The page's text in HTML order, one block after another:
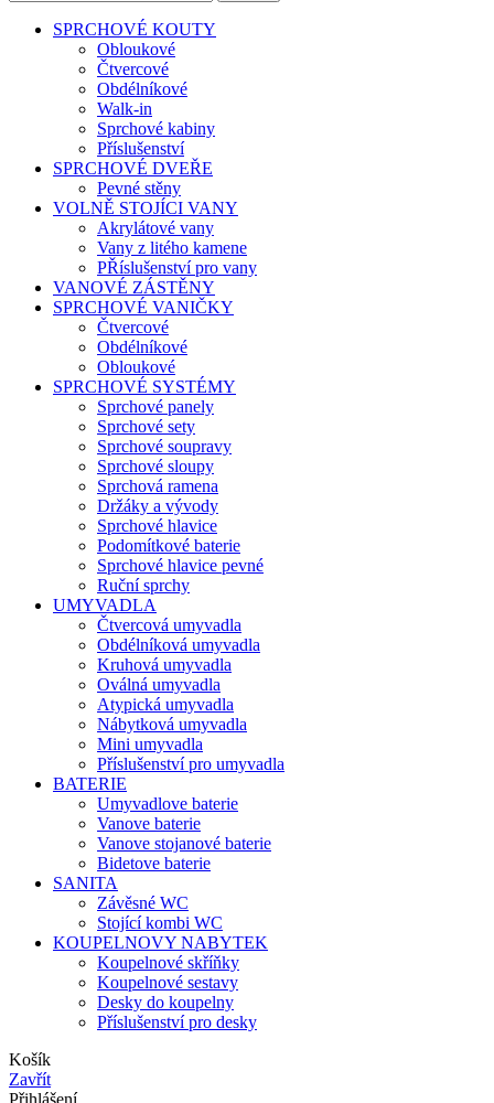
SPRCHOVÉ KOUTY
Obloukové
Čtvercové
Obdélníkové
Walk-in
Sprchové kabiny
Příslušenství
SPRCHOVÉ DVEŘE
Pevné stěny
VOLNĚ STOJÍCI VANY
Akrylátové vany
Vany z litého kamene
PŘíslušenství pro vany
VANOVÉ ZÁSTĚNY
SPRCHOVÉ VANIČKY
Čtvercové
Obdélníkové
Obloukové
SPRCHOVÉ SYSTÉMY
Sprchové panely
Sprchové sety
Sprchové soupravy
Sprchové sloupy
Sprchová ramena
Držáky a vývody
Sprchové hlavice
Podomítkové baterie
Sprchové hlavice pevné
Ruční sprchy
UMYVADLA
Čtvercová umyvadla
Obdélníková umyvadla
Kruhová umyvadla
Oválná umyvadla
Atypická umyvadla
Nábytková umyvadla
Mini umyvadla
Příslušenství pro umyvadla
BATERIE
Umyvadlove baterie
Vanove baterie
Vanove stojanové baterie
Bidetove baterie
SANITA
Závěsné WC
Stojící kombi WC
KOUPELNOVY NABYTEK
Koupelnové skříňky
Koupelnové sestavy
Desky do koupelny
Příslušenství pro desky
Košík
Zavřít
Přihlášení